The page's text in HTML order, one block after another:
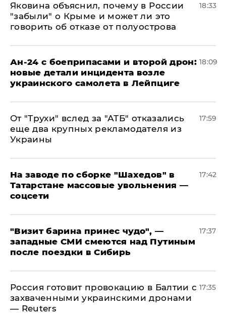
Яковина объяснил, почему в России
"забыли" о Крыме и может ли это
говорить об отказе от полуострова
18:33
Ан-24 с боеприпасами и второй дрон:
новые детали инцидента возле
украинского самолета в Лейпциге
18:09
От "Трухи" вслед за "АТБ" отказались
еще два крупных рекламодателя из
Украины
17:59
На заводе по сборке "Шахедов" в
Татарстане массовые увольнения —
соцсети
17:42
"Визит барина принес чудо", —
западные СМИ смеются над Путиным
после поездки в Сибирь
17:37
​Россия готовит провокацию в Балтии с
захваченными украинскими дронами
— Reuters
17:35